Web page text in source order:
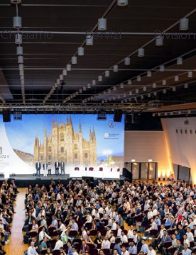
Chi siamo Servizi
Chi siamo Servizi Divisioni